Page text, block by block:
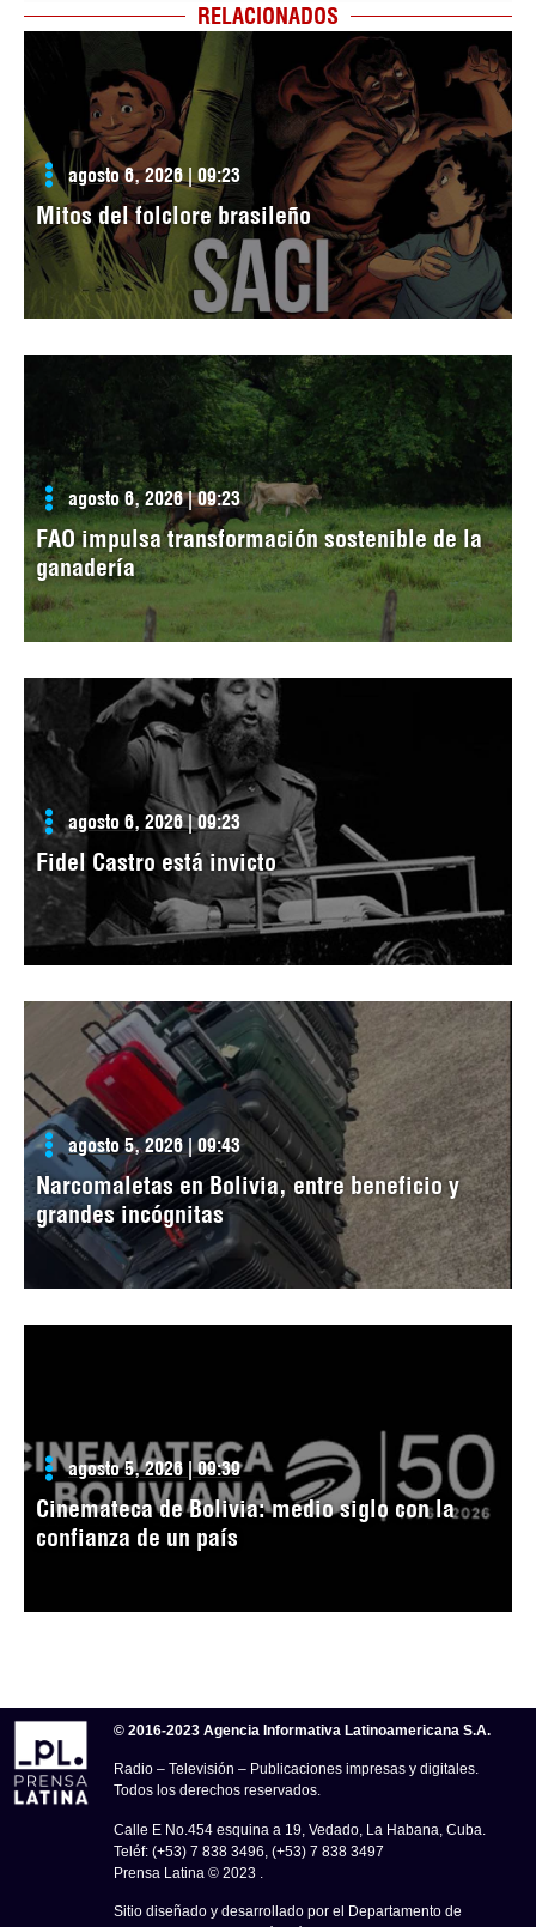
RELACIONADOS
agosto 6, 2026 | 09:23
Mitos del folclore brasileño
agosto 6, 2026 | 09:23
FAO impulsa transformación sostenible de la
ganadería
agosto 6, 2026 | 09:23
Fidel Castro está invicto
agosto 5, 2026 | 09:43
Narcomaletas en Bolivia, entre beneficio y
grandes incógnitas
agosto 5, 2026 | 09:39
Cinemateca de Bolivia: medio siglo con la
confianza de un país
© 2016-2023 Agencia Informativa Latinoamericana S.A.
Radio – Televisión – Publicaciones impresas y digitales.
Todos los derechos reservados.
Calle E No.454 esquina a 19, Vedado, La Habana, Cuba.
Teléf: (+53) 7 838 3496, (+53) 7 838 3497
Prensa Latina © 2023 .
Sitio diseñado y desarrollado por el Departamento de